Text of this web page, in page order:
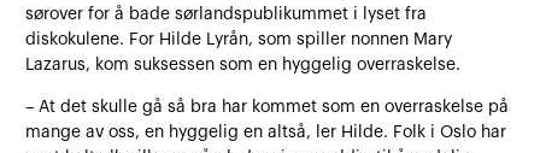
sørover for å bade sørlandspublikummet i lyset fra
diskokulene. For Hilde Lyrån, som spiller nonnen Mary
Lazarus, kom suksessen som en hyggelig overraskelse.
– At det skulle gå så bra har kommet som en overraskelse på
mange av oss, en hyggelig en altså, ler Hilde. Folk i Oslo har